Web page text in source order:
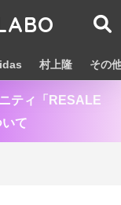
村上隆 その
ティ「RESALE
て